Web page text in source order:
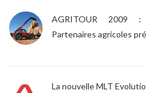
AGRITOUR 2009
Partenaires agricoles
La nouvelle MLT